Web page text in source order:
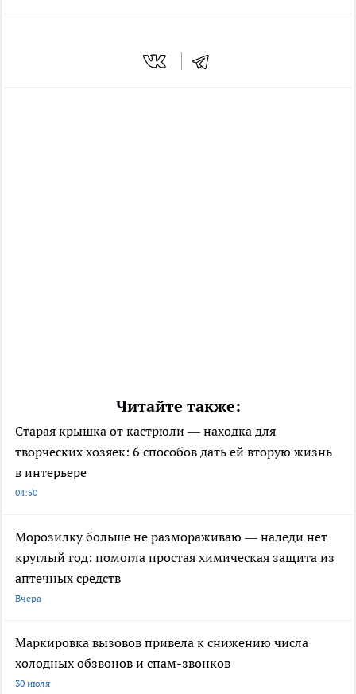
Читайте также:
Старая крышка от кастрюли — находка для
творческих хозяек: 6 способов дать ей вторую жизнь
в интерьере
04:50
Морозилку больше не размораживаю — наледи нет
круглый год: помогла простая химическая защита из
аптечных средств
Вчера
Маркировка вызовов привела к снижению числа
холодных обзвонов и спам-звонков
30 июля